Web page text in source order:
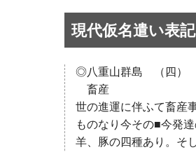
現代仮名遣い表記
◎八重山群島 （四）
畜産
世の進運に伴ふて畜産
ものなり今その■今発
羊、豚の四種あり。そ